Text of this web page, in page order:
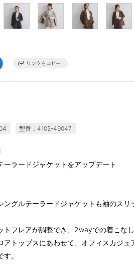
型番：4105-49047
ーラードジャケットをアップデート
ングルテーラードジャケットも袖のスリ
トフレアが調整でき、2wayでの着こなし
アトップスにあわせて、オフィスカジュ
。